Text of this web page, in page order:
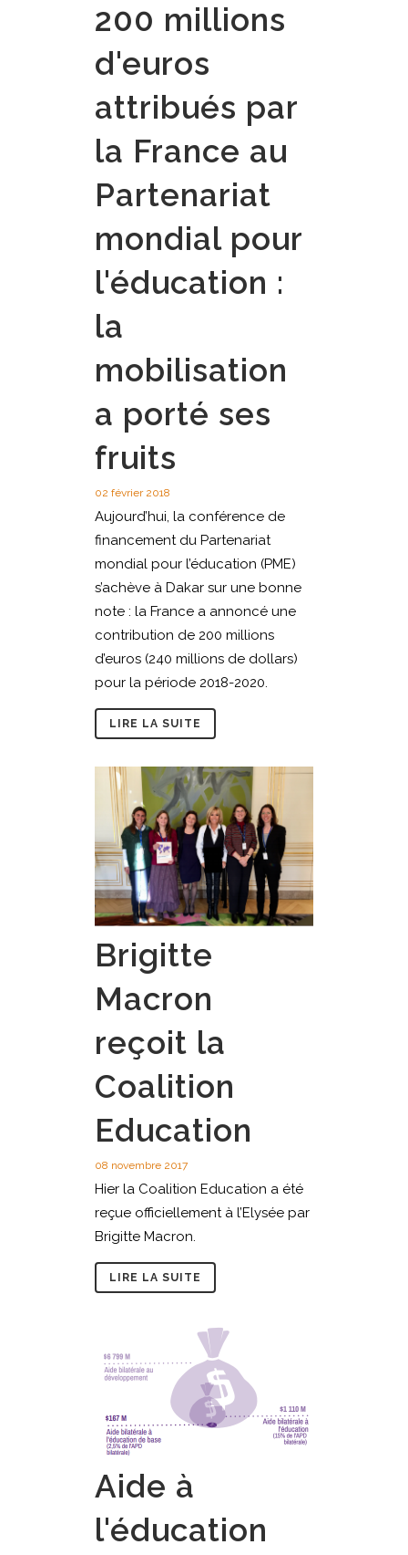
200 millions
d'euros
attribués par
la France au
Partenariat
mondial pour
l'éducation :
la
mobilisation
a porté ses
fruits
02 février 2018
Aujourd’hui, la conférence de
financement du Partenariat
mondial pour l’éducation (PME)
s’achève à Dakar sur une bonne
note : la France a annoncé une
contribution de 200 millions
d’euros (240 millions de dollars)
pour la période 2018-2020.
LIRE LA SUITE
Brigitte
Macron
reçoit la
Coalition
Education
08 novembre 2017
Hier la Coalition Education a été
reçue officiellement à l’Elysée par
Brigitte Macron.
LIRE LA SUITE
Aide à
l'éducation